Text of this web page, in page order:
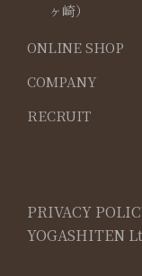
ヶ崎）
ONLINE SHOP
COMPANY
RECRUIT
PRIVACY
YOGASHITEN